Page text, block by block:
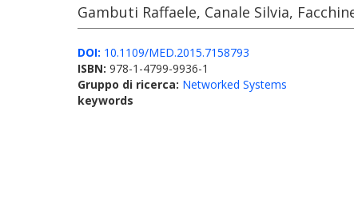
Gambuti Raffaele, Canale Silvia,
DOI: 10.1109/MED.2015.7158793
ISBN: 978-1-4799-9936-1
Gruppo di ricerca: Networked Systems
keywords